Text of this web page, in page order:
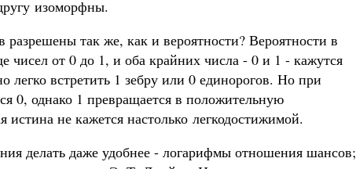
изоморфны.
так же, как и вероятности? Вероятности в
чисел от 0 до 1, и оба крайних числа - 0 и 1 - кажутся
встретить 1 зебру или 0 единорогов. Но при
0, однако 1 превращается в положительную
истина не кажется настолько легкодостижимой.
делать даже удобнее - логарифмы отношения шансов;